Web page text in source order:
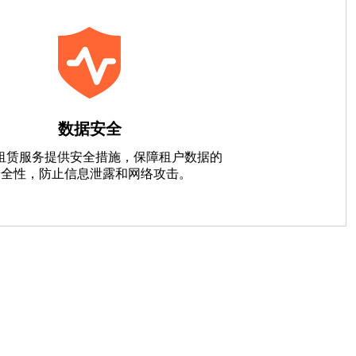
数据安全
赁服务提供安全措施，保障租户数据的
性，防止信息泄露和网络攻击。